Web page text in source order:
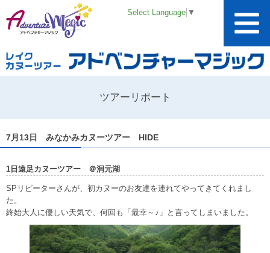
Select Language ▼
ツアーリポート
7月13日 みなかみカヌーツアー HIDE
1日遠足カヌーツアー ＠洞元湖
SPリピーターさんが、初カヌーのお友達を連れてやってきてくれまし
た。
終始大人に優しい天気で、何回も「最幸～♪」と言ってしまいました。